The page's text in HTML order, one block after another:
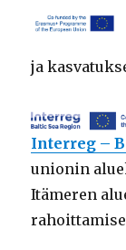
ja
Interreg –
unionin
Itämeren